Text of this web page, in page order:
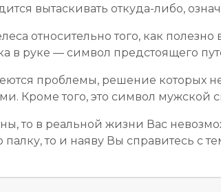
вытаскивать откуда-либо,
относительно того, как
в руке — символ предстоящего
проблемы, решение которых
Кроме того, это символ мужской
то в реальной жизни Вас
палку, то и наяву Вы справитесь с